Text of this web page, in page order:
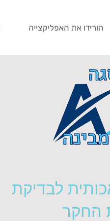
הורידו את האפליקצייה
לבדיקת
החקר